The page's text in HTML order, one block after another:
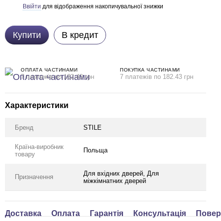
Ввійти для відображення накопичувальної знижки
Купити В кредит
ОПЛАТА ЧАСТИНАМИ
7 платежів по 182.43 грн
ПОКУПКА ЧАСТИНАМИ
7 платежів по 182.43 грн
Характеристики
Бренд STILE
Країна-виробник
товару
Польща
Призначення
Для вхідних дверей, Для
міжкімнатних дверей
Доставка Оплата Гарантія Консультація